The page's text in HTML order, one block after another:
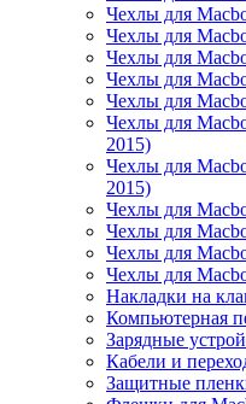
Чехлы для
Чехлы для
Чехлы для
Чехлы для
Чехлы для
Чехлы для
2015)
Чехлы для
2015)
Чехлы для
Чехлы для
Чехлы для
Чехлы для
Накладки на
Компьютерная
Зарядные
Кабели и
Защитные